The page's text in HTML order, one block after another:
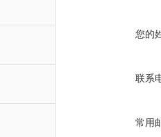
您的
联系
常用